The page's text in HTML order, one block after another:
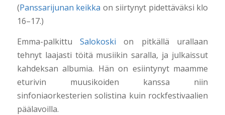
(Panssarijunan keikka on siirtynyt pidettäväksi klo
16–17.)
Emma-palkittuSalokoski on pitkällä urallaan
tehnyt laajasti töitä musiikin saralla, ja julkaissut
kahdeksan albumia. Hän on esiintynyt maamme
eturivin muusikoiden kanssa niin
sinfoniaorkesterien solistina kuin rockfestivaalien
päälavoilla.